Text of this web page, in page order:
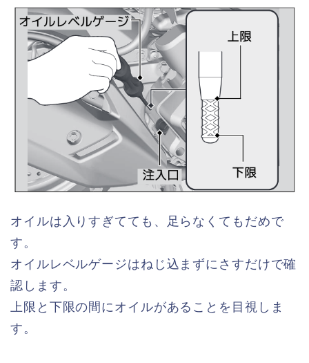
オイルは入りすぎてても、足らなくてもだめで
す。
オイルレベルゲージはねじ込まずにさすだけで確
認します。
上限と下限の間にオイルがあることを目視しま
す。